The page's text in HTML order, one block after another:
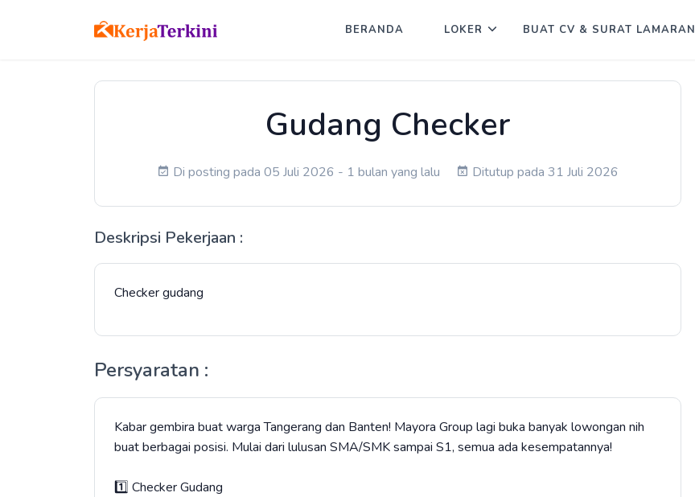
BERANDA LOKER BUAT CV & SURAT LAMARAN
Gudang Checker
Di posting pada 05 Juli 2026 - 1 bulan yang lalu Ditutup pada 31 Juli 2026
Deskripsi Pekerjaan :
Checker gudang
Persyaratan :
​Kabar gembira buat warga Tangerang dan Banten! Mayora Group lagi buka banyak lowongan nih
buat berbagai posisi. Mulai dari lulusan SMA/SMK sampai S1, semua ada kesempatannya!
1️⃣ Checker Gudang